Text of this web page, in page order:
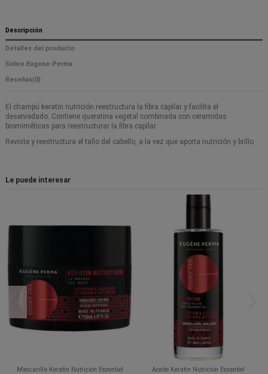
Descripción
Detalles del producto
Sobre Eugene-Perma
Reseñas(0)
El champú keratin nutrición reestructura la fibra capilar y facilita el
desenredado. Contiene queratina vegetal combinada con ceramidas
biomiméticas para reestructurar la fibra capilar.
Reviste y reestructura el tallo del cabello, a la vez que aporta nutrición y brillo
Le puede interesar
Mascarilla Keratin Nutrición Essentiel Aceite Keratin Nutrición Essentiel